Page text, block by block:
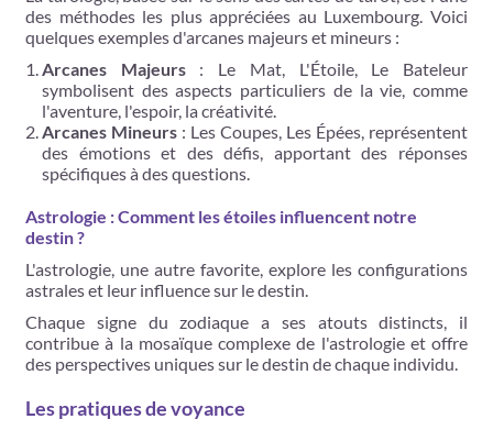
des méthodes les plus appréciées au Luxembourg. Voici
quelques exemples d'arcanes majeurs et mineurs :
Arcanes Majeurs: Le Mat, L'Étoile, Le Bateleur
symbolisent des aspects particuliers de la vie, comme
l'aventure, l'espoir, la créativité.
Arcanes Mineurs : Les Coupes, Les Épées, représentent
des émotions et des défis, apportant des réponses
spécifiques à des questions.
Astrologie : Comment les étoiles influencent notre
destin ?
L'astrologie, une autre favorite, explore les configurations
astrales et leur influence sur le destin.
Chaque signe du zodiaque a ses atouts distincts, il
contribue à la mosaïque complexe de l'astrologie et offre
des perspectives uniques sur le destin de chaque individu.
Les pratiques de voyance